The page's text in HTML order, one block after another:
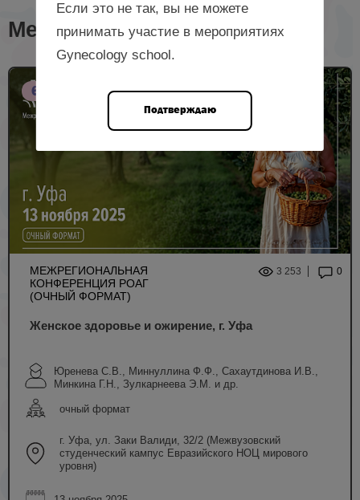
Мероприятия с лектором
6 НМО
МЕЖРЕГИОНАЛЬНАЯ
КОНФЕРЕНЦИЯ РОАГ
(ОЧНЫЙ ФОРМАТ)
3 253 0
Женское здоровье и ожирение, г. Уфа
Юренева С.В., Миннуллина Ф.Ф., Сахаутдинова И.В.,
Минкина Г.Н., Зулкарнеева Э.М. и др.
очный формат
г. Уфа, ул. Заки Валиди, 32/2 (Межвузовский
студенческий кампус Евразийского НОЦ мирового
уровня)
Если это не так, вы не можете
принимать участие в мероприятиях
Gynecology school.
Подтверждаю